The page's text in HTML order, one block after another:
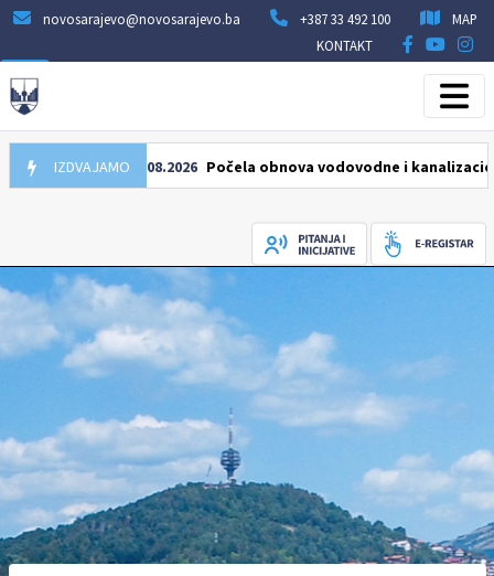
novosarajevo@novosarajevo.ba +387 33 492 100
MAP
KONTAKT
IZDVAJAMO
05.08.2026 Počela obnova vodovodne i kanalizacione